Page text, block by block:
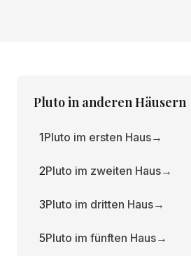
Plutoin anderen Häusern
1Pluto im ersten Haus→
2Pluto im zweiten Haus→
3Pluto im dritten Haus→
5Pluto im fünften Haus→